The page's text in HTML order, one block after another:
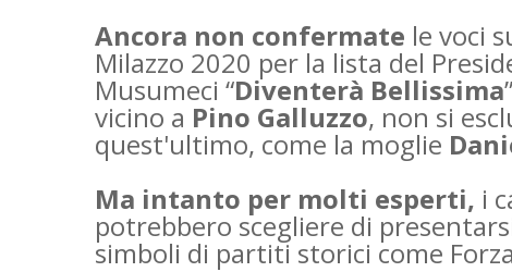
Ancora non confermate le voci
Milazzo 2020 per la lista del
Musumeci “Diventerà Bellissima
vicino a Pino Galluzzo, non si
quest'ultimo, come la moglie
Ma intanto per molti esperti, i
potrebbero scegliere di
simboli di partiti storici come